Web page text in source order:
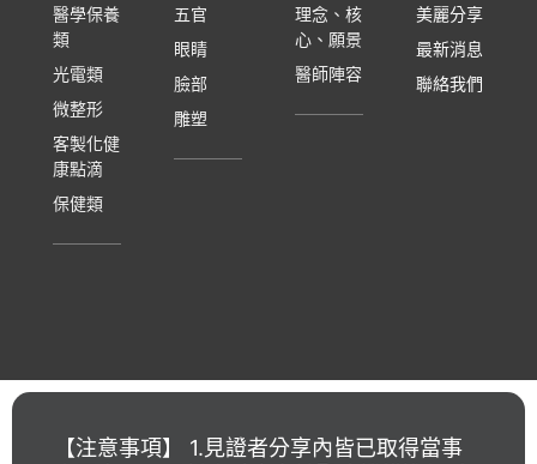
醫學保養
類
光電類
微整形
客製化健
康點滴
保健類
五官
眼睛
臉部
雕塑
理念、核
心、願景
醫師陣容
美麗分享
最新消息
聯絡我們
【注意事項】 1.見證者分享內皆已取得當事